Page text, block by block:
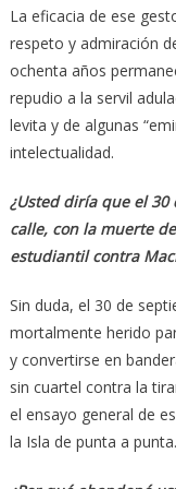
La eficacia de ese
respeto y admiración
ochenta años
repudio a la servil
levita y de algunas
intelectualidad.
¿Usted diría que el
calle, con la muerte
estudiantil contra
Sin duda, el 30 de
mortalmente herido
y convertirse en
sin cuartel contra la
el ensayo general de
la Isla de punta a punta.